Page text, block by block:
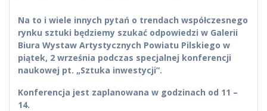
Na to i wiele innych pytań o trendach współczesnego
rynku sztuki będziemy szukać odpowiedzi w Galerii
Biura Wystaw Artystycznych Powiatu Pilskiego w
piątek, 2 września podczas specjalnej konferencji
naukowej pt. „Sztuka inwestycji”.
Konferencja jest zaplanowana w godzinach od 11 –
14.